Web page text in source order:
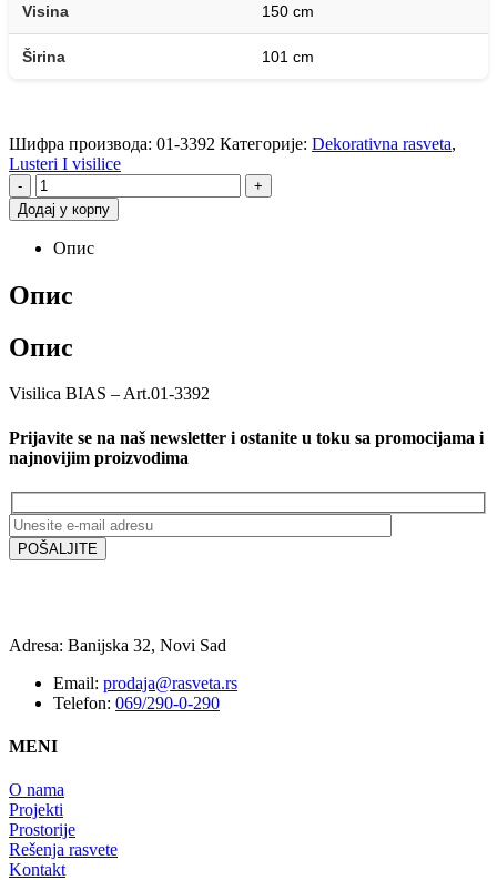
Visina 150 cm
Širina 101 cm
Шифра производа: 01-3392 Категорије: Dekorativna rasveta,
Lusteri I visilice
-
+
Додај у корпу
Опис
Опис
Опис
Visilica BIAS – Art.01-3392
Prijavite se na naš newsletter i ostanite u toku sa promocijama i
najnovijim proizvodima
Adresa: Banijska 32, Novi Sad
Email: prodaja@rasveta.rs
Telefon: 069/290-0-290
MENI
O nama
Projekti
Prostorije
Rešenja rasvete
Kontakt